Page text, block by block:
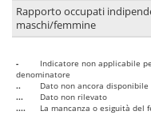
Rapporto occupati
maschi/femmine
-
Indicatore non applicabile
denominatore
..
Dato non ancora disponibile
...
Dato non rilevato
....
La mancanza o esiguità del